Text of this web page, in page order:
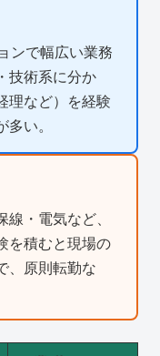
ンで幅広い業務
技術系に分か
理など）を経験
い。
・電気など、
を積むと現場の
、原則転勤な